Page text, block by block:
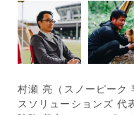
村瀬 亮（スノーピーク
スソリューションズ 代